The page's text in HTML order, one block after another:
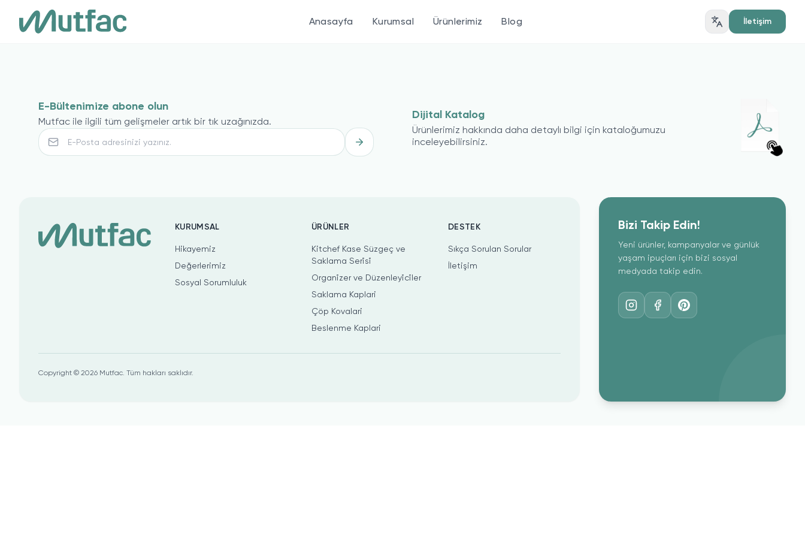
Anasayfa Kurumsal Ürünlerimiz Blog İletişim
E-Bültenimize abone olun
Mutfac ile ilgili tüm gelişmeler artık bir tık uzağınızda.
Dijital Katalog
Ürünlerimiz hakkında daha detaylı bilgi için kataloğumuzu
inceleyebilirsiniz.
Bizi Takip Edin!
Yeni ürünler, kampanyalar ve günlük
yaşam ipuçları için bizi sosyal
medyada takip edin.
KURUMSAL
Hikayemiz
Değerlerimiz
Sosyal Sorumluluk
ÜRÜNLER
Kitchef Kase Süzgeç ve
Saklama Seri̇si̇
Organi̇zer ve Düzenleyi̇ci̇ler
Saklama Kaplari
Çöp Kovalari
Beslenme Kaplari
DESTEK
Sıkça Sorulan Sorular
İletişim
Copyright © 2026 Mutfac. Tüm hakları saklıdır.